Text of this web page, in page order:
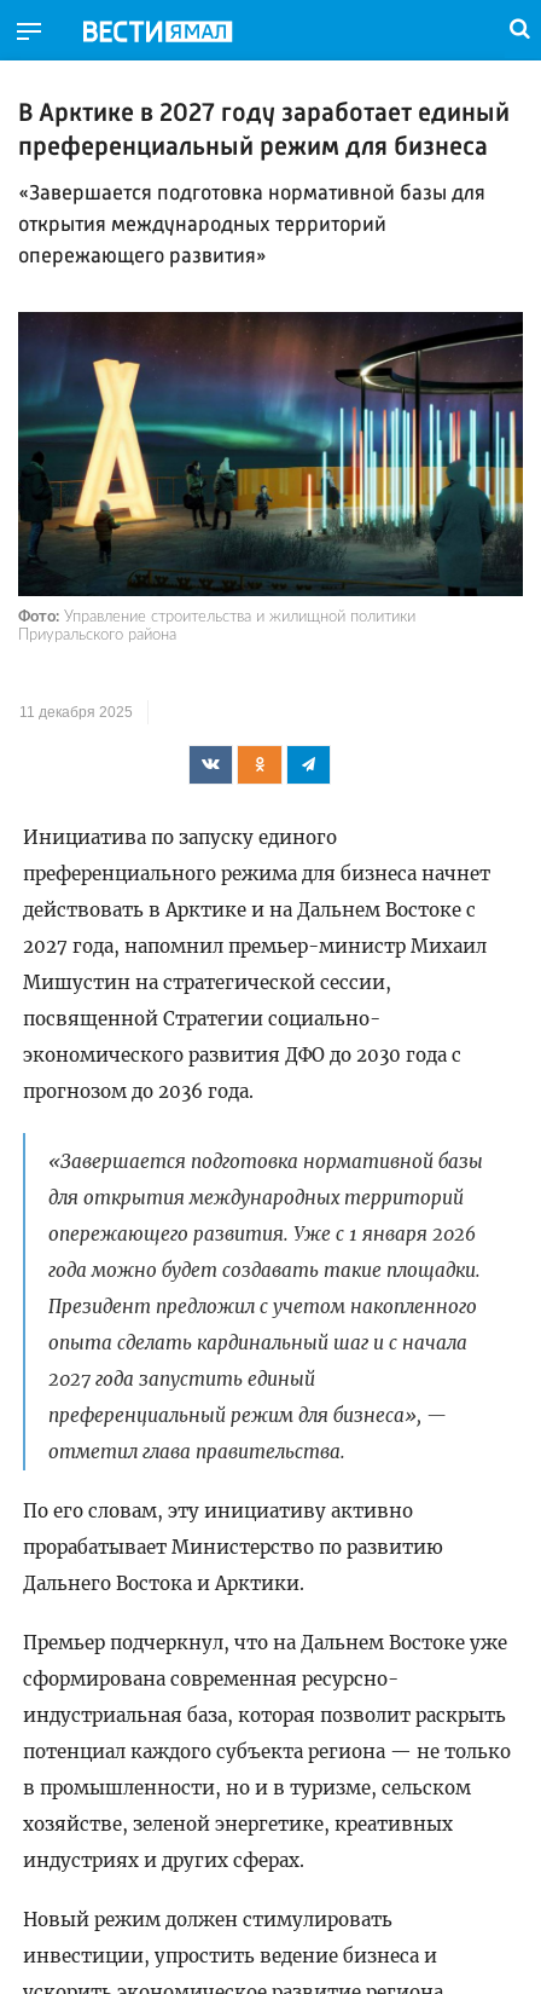
В Арктике в 2027 году заработает единый
преференциальный режим для бизнеса
«Завершается подготовка нормативной базы для
открытия международных территорий
опережающего развития»
Фото: Управление строительства и жилищной политики
Приуральского района
11 декабря 2025
Инициатива по запуску единого
преференциального режима для бизнеса начнет
действовать в Арктике и на Дальнем Востоке с
2027 года, напомнил премьер-министр Михаил
Мишустин на стратегической сессии,
посвященной Стратегии социально-
экономического развития ДФО до 2030 года с
прогнозом до 2036 года.
«Завершается подготовка нормативной базы
для открытия международных территорий
опережающего развития. Уже с 1 января 2026
года можно будет создавать такие площадки.
Президент предложил с учетом накопленного
опыта сделать кардинальный шаг и с начала
2027 года запустить единый
преференциальный режим для бизнеса», —
отметил глава правительства.
По его словам, эту инициативу активно
прорабатывает Министерство по развитию
Дальнего Востока и Арктики.
Премьер подчеркнул, что на Дальнем Востоке уже
сформирована современная ресурсно-
индустриальная база, которая позволит раскрыть
потенциал каждого субъекта региона — не только
в промышленности, но и в туризме, сельском
хозяйстве, зеленой энергетике, креативных
индустриях и других сферах.
Новый режим должен стимулировать
инвестиции, упростить ведение бизнеса и